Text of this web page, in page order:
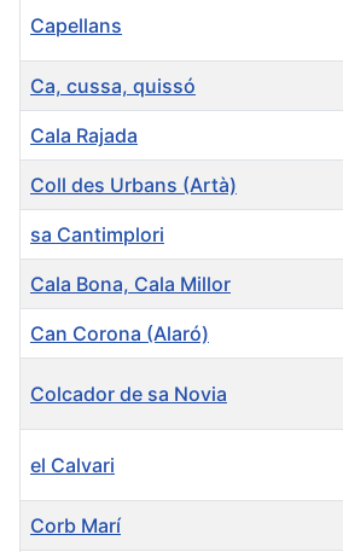
Capellans
Ca, cussa, quissó
Cala Rajada
Coll des Urbans (Artà)
sa Cantimplori
Cala Bona, Cala Millor
Can Corona (Alaró)
Colcador de sa Novia
el Calvari
Corb Marí